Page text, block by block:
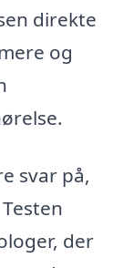
direkte
og
svar på,
der